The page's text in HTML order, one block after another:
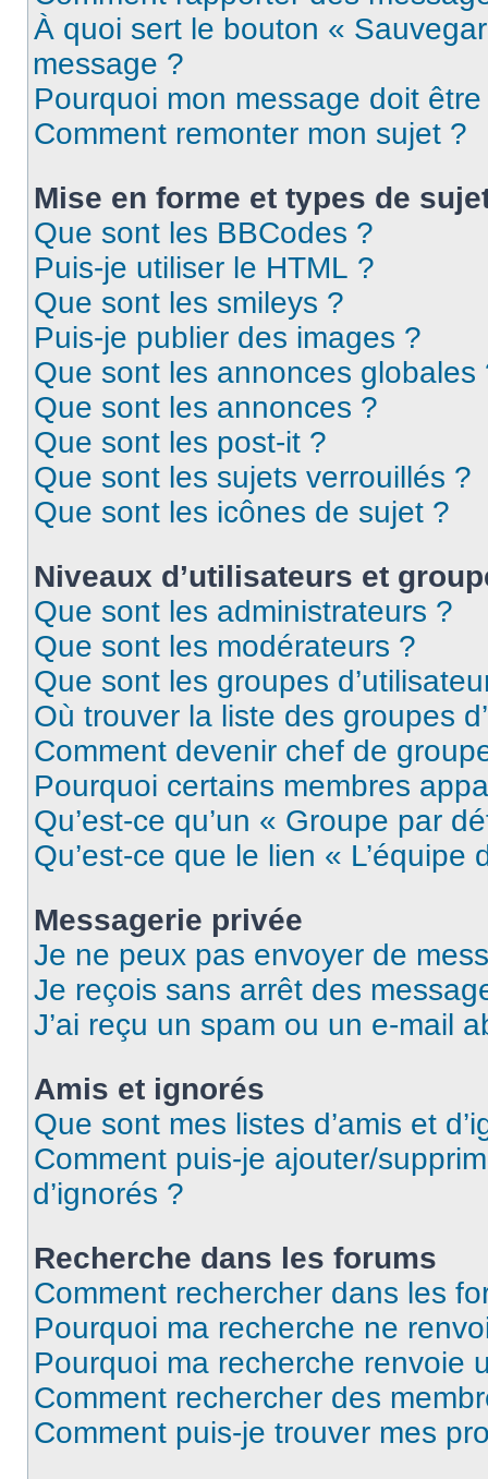
À quoi sert le bouton «
message ?
Pourquoi mon message doit
Comment remonter mon sujet ?
Mise en forme et types de
Que sont les BBCodes ?
Puis-je utiliser le HTML ?
Que sont les smileys ?
Puis-je publier des images ?
Que sont les annonces globales
Que sont les annonces ?
Que sont les post-it ?
Que sont les sujets verrouillés ?
Que sont les icônes de sujet ?
Niveaux d’utilisateurs et
Que sont les administrateurs ?
Que sont les modérateurs ?
Que sont les groupes
Où trouver la liste des groupes
Comment devenir chef de
Pourquoi certains membres
Qu’est-ce qu’un « Groupe par
Qu’est-ce que le lien « L’équipe
Messagerie privée
Je ne peux pas envoyer de
Je reçois sans arrêt des
J’ai reçu un spam ou un e-mail
Amis et ignorés
Que sont mes listes d’amis et
Comment puis-je ajouter/
d’ignorés ?
Recherche dans les forums
Comment rechercher dans les
Pourquoi ma recherche ne
Pourquoi ma recherche renvoie
Comment rechercher des
Comment puis-je trouver mes